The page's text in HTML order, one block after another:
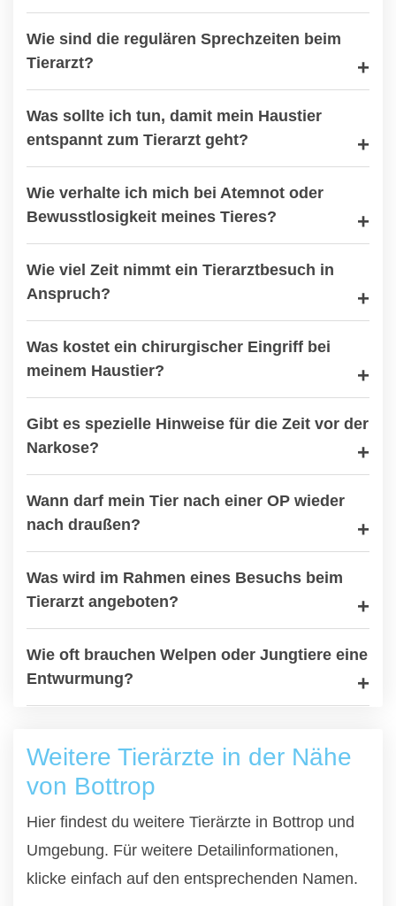
Wie sind die regulären Sprechzeiten beim
Tierarzt?
Was sollte ich tun, damit mein Haustier
entspannt zum Tierarzt geht?
Wie verhalte ich mich bei Atemnot oder
Bewusstlosigkeit meines Tieres?
Wie viel Zeit nimmt ein Tierarztbesuch in
Anspruch?
Was kostet ein chirurgischer Eingriff bei
meinem Haustier?
Gibt es spezielle Hinweise für die Zeit vor der
Narkose?
Wann darf mein Tier nach einer OP wieder
nach draußen?
Was wird im Rahmen eines Besuchs beim
Tierarzt angeboten?
Wie oft brauchen Welpen oder Jungtiere eine
Entwurmung?
Weitere Tierärzte in der Nähe
von Bottrop
Hier findest du weitere Tierärzte in Bottrop und
Umgebung. Für weitere Detailinformationen,
klicke einfach auf den entsprechenden Namen.